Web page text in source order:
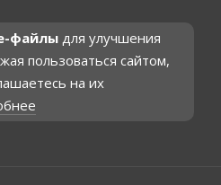
файлы для улучшения
пользоваться сайтом,
на их